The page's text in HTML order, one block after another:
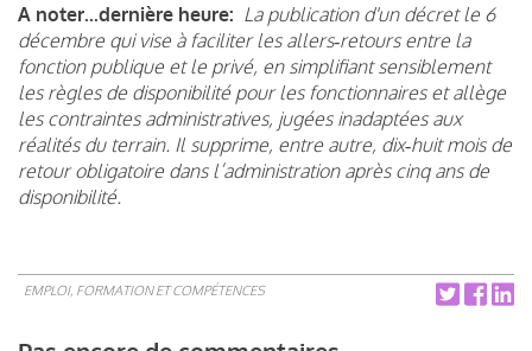
A noter...dernière heure: La publication d'un décret le 6
décembre qui vise à faciliter les allers‑retours entre la
fonction publique et le privé, en simplifiant sensiblement
les règles de disponibilité pour les fonctionnaires et allège
les contraintes administratives, jugées inadaptées aux
réalités du terrain. Il supprime, entre autre, dix‑huit mois de
retour obligatoire dans l’administration après cinq ans de
disponibilité.
EMPLOI, FORMATION ET COMPÉTENCES